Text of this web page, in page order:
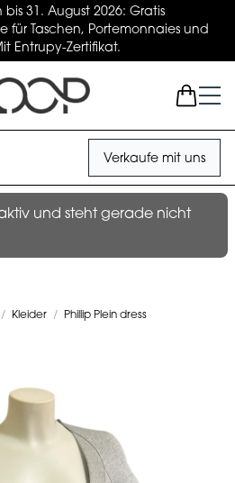
bis 31. August 2026: Gratis
für Taschen, Portemonnaies und
Entrupy-Zertifikat.
Verkaufe mit uns
und steht gerade nicht
/ Kleider / Phillip Plein dress